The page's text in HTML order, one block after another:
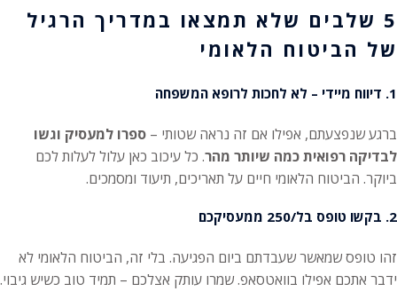
5 שלבים שלא תמצאו במדריך הרגיל
של הביטוח הלאומי
1. דיווח מיידי – לא לחכות לרופא המשפחה
ברגע שנפצעתם, אפילו אם זה נראה שטותי – ספרו למעסיק וגשו
לבדיקה רפואית כמה שיותר מהר. כל עיכוב כאן עלול לעלות לכם
ביוקר. הביטוח הלאומי חיים על תאריכים, תיעוד ומסמכים.
2. בקשו טופס בל/250 ממעסיקכם
זהו טופס שמאשר שעבדתם ביום הפגיעה. בלי זה, הביטוח הלאומי לא
ידבר אתכם אפילו בוואטסאפ. שמרו עותק אצלכם – תמיד טוב כשיש גיבוי.